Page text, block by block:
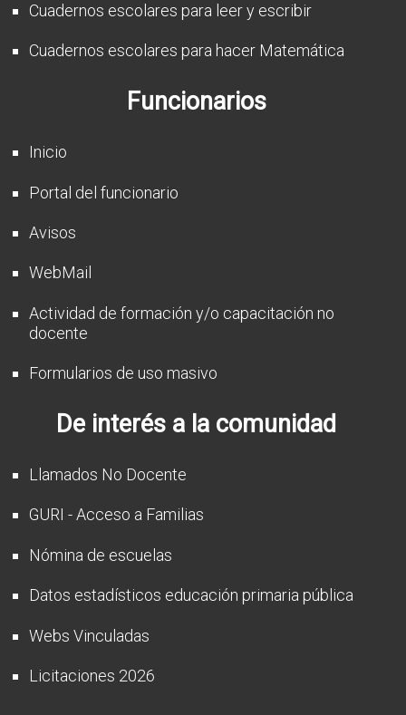
Cuadernos escolares para leer y escribir
Cuadernos escolares para hacer Matemática
Funcionarios
Inicio
Portal del funcionario
Avisos
WebMail
Actividad de formación y/o capacitación no
docente
Formularios de uso masivo
De interés a la comunidad
Llamados No Docente
GURI - Acceso a Familias
Nómina de escuelas
Datos estadísticos educación primaria pública
Webs Vinculadas
Licitaciones 2026